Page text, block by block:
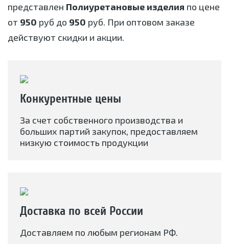
представлен Полиуретановые изделия по цене
от 950 руб до 950 руб. При оптовом заказе
действуют скидки и акции.
Конкурентные цены
За счет собственного производства и
больших партий закупок, предоставляем
низкую стоимость продукции
Доставка по всей России
Доставляем по любым регионам РФ.